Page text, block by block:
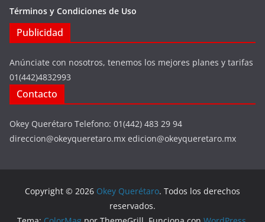
Términos y Condiciones de Uso
Publicidad
Anúnciate con nosotros, tenemos los mejores planes y tarifas
01(442)4832993
Contacto
Okey Querétaro Telefono: 01(442) 483 29 94
direccion@okeyqueretaro.mx edicion@okeyqueretaro.mx
Copyright © 2026 Okey Querétaro. Todos los derechos
reservados.